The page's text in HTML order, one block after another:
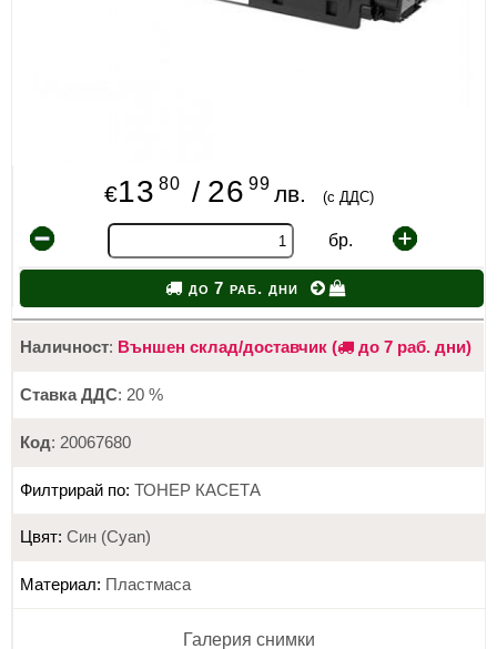
€13 80 / 26 99 лв. (с ДДС)
бр.
до 7 раб. дни
Наличност: Външен склад/доставчик ( до 7 раб. дни)
Ставка ДДС: 20 %
Код: 20067680
Филтрирай по: ТОНЕР КАСЕТА
Цвят: Син (Cyan)
Материал: Пластмаса
Галерия снимки